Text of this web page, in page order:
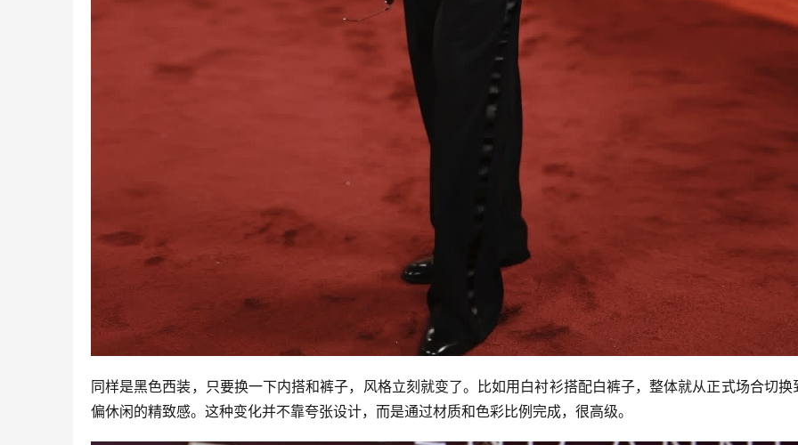
同样是黑色西装，只要换一下内搭和裤子，风格立刻就变了。比如用白衬衫搭配白裤子，整体就从正式场合切换
偏休闲的精致感。这种变化并不靠夸张设计，而是通过材质和色彩比例完成，很高级。